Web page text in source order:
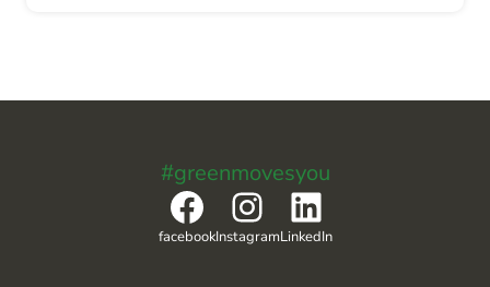
#greenmovesyou
Facebook
facebook
Instagram
Instagram
LinkedIn
LinkedIn